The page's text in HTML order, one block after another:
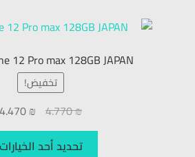
12 Pro max 128GB JAPAN
تخفيض!
4.770₪
4.470₪
تحديد أحد الخيارات